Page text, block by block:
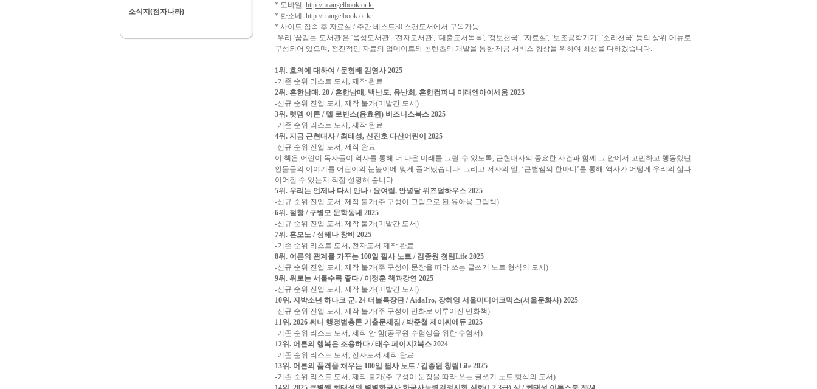
소식지(점자나라)
* 모바일: http://m.angelbook.or.kr
* 한소네: http://h.angelbook.or.kr
* 사이트 접속 후 자료실 / 주간 베스트30 스캔도서에서 구독가능
우리 '꿈긷는 도서관'은 '음성도서관', '전자도서관', '대출도서목록', '정보천국', '자료실', '보조공학기기', '소리천국' 등의 상위 메뉴로
구성되어 있으며, 점진적인 자료의 업데이트와 콘텐츠의 개발을 통한 제공 서비스 향상을 위하여 최선을 다하겠습니다.
1위. 호의에 대하여 / 문형배 김영사 2025
-기존 순위 리스트 도서, 제작 완료
2위. 흔한남매. 20 / 흔한남매, 백난도, 유난희, 흔한컴퍼니 미래엔아이세움 2025
-신규 순위 진입 도서, 제작 불가(미발간 도서)
3위. 렛뎀 이론 / 멜 로빈스(윤효원) 비즈니스북스 2025
-기존 순위 리스트 도서, 제작 완료
4위. 지금 근현대사 / 최태성, 신진호 다산어린이 2025
-신규 순위 진입 도서, 제작 완료
이 책은 어린이 독자들이 역사를 통해 더 나은 미래를 그릴 수 있도록, 근현대사의 중요한 사건과 함께 그 안에서 고민하고 행동했던
인물들의 이야기를 어린이의 눈높이에 맞게 풀어냈습니다. 그리고 저자의 말, ‘큰별쌤의 한마디’를 통해 역사가 어떻게 우리의 삶과
이어질 수 있는지 직접 설명해 줍니다.
5위. 우리는 언제나 다시 만나 / 윤여림, 안녕달 위즈덤하우스 2025
-신규 순위 진입 도서, 제작 불가(주 구성이 그림으로 된 유아용 그림책)
6위. 절창 / 구병모 문학동네 2025
-신규 순위 진입 도서, 제작 불가(미발간 도서)
7위. 혼모노 / 성해나 창비 2025
-기존 순위 리스트 도서, 전자도서 제작 완료
8위. 어른의 관계를 가꾸는 100일 필사 노트 / 김종원 청림Life 2025
-신규 순위 진입 도서, 제작 불가(주 구성이 문장을 따라 쓰는 글쓰기 노트 형식의 도서)
9위. 위로는 서툴수록 좋다 / 이정훈 책과강연 2025
-신규 순위 진입 도서, 제작 불가(미발간 도서)
10위. 지박소년 하나코 군. 24 더블특장판 / AidaIro, 장혜영 서울미디어코믹스(서울문화사) 2025
-신규 순위 진입 도서, 제작 불가(주 구성이 만화로 이루어진 만화책)
11위. 2026 써니 행정법총론 기출문제집 / 박준철 제이씨에듀 2025
-기존 순위 리스트 도서, 제작 안 함(공무원 수험생을 위한 수험서)
12위. 어른의 행복은 조용하다 / 태수 페이지2북스 2024
-기존 순위 리스트 도서, 전자도서 제작 완료
13위. 어른의 품격을 채우는 100일 필사 노트 / 김종원 청림Life 2025
-기존 순위 리스트 도서, 제작 불가(주 구성이 문장을 따라 쓰는 글쓰기 노트 형식의 도서)